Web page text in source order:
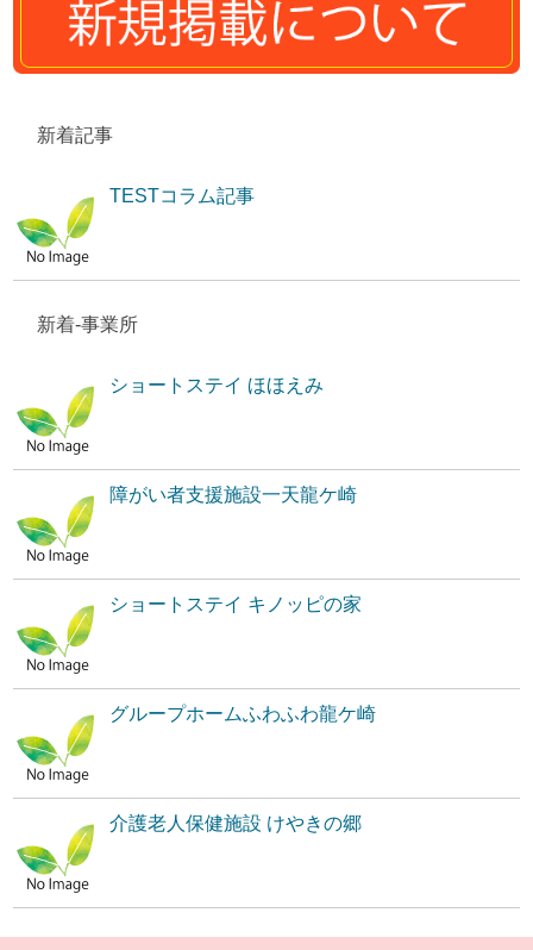
新着記事
TESTコラム記事
新着-事業所
ショートステイ ほほえみ
障がい者支援施設一天龍ケ崎
ショートステイ キノッピの家
グループホームふわふわ龍ケ崎
介護老人保健施設 けやきの郷